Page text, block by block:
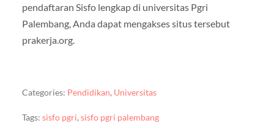
pendaftaran Sisfo lengkap di universitas Pgri
Palembang, Anda dapat mengakses situs tersebut
prakerja.org.
Categories: Pendidikan, Universitas
Tags: sisfo pgri, sisfo pgri palembang